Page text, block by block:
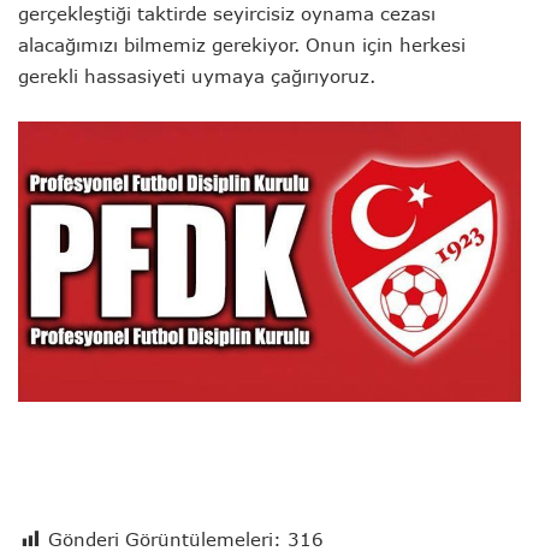
gerçekleştiği taktirde seyircisiz oynama cezası
alacağımızı bilmemiz gerekiyor. Onun için herkesi
gerekli hassasiyeti uymaya çağırıyoruz.
Gönderi Görüntülemeleri: 316